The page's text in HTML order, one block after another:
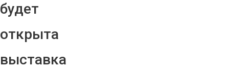
будет
открыта
выставка